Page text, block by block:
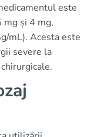
este
și 4 mg,
mL). Acesta este
severe la